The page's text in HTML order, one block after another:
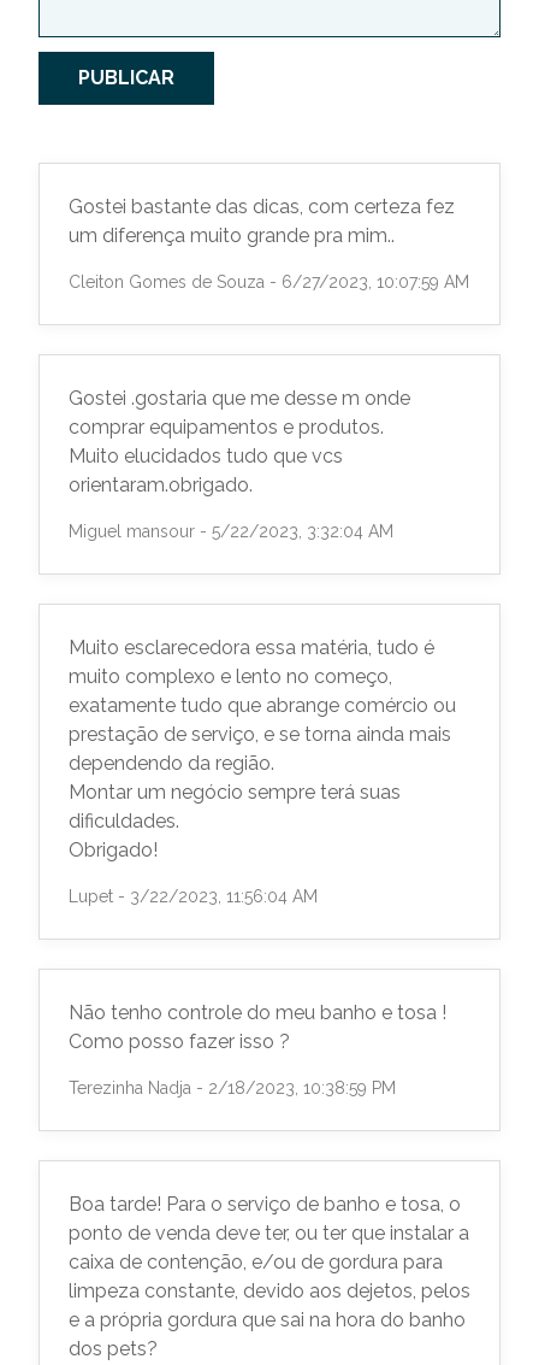
PUBLICAR
Gostei bastante das dicas, com certeza fez
um diferença muito grande pra mim..
Cleiton Gomes de Souza - 6/27/2023, 10:07:59 AM
Gostei .gostaria que me desse m onde
comprar equipamentos e produtos.
Muito elucidados tudo que vcs
orientaram.obrigado.
Miguel mansour - 5/22/2023, 3:32:04 AM
Muito esclarecedora essa matéria, tudo é
muito complexo e lento no começo,
exatamente tudo que abrange comércio ou
prestação de serviço, e se torna ainda mais
dependendo da região.
Montar um negócio sempre terá suas
dificuldades.
Obrigado!
Lupet - 3/22/2023, 11:56:04 AM
Não tenho controle do meu banho e tosa !
Como posso fazer isso ?
Terezinha Nadja - 2/18/2023, 10:38:59 PM
Boa tarde! Para o serviço de banho e tosa, o
ponto de venda deve ter, ou ter que instalar a
caixa de contenção, e/ou de gordura para
limpeza constante, devido aos dejetos, pelos
e a própria gordura que sai na hora do banho
dos pets?